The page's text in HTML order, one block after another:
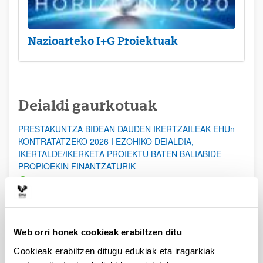
Web orri honek cookieak erabiltzen ditu
Cookieak erabiltzen ditugu edukiak eta iragarkiak
Nazioarteko I+G Proiektuak
Deialdi gaurkotuak
PRESTAKUNTZA BIDEAN DAUDEN IKERTZAILEAK EHUn
KONTRATATZEKO 2026 I EZOHIKO DEIALDIA,
IKERTALDE/IKERKETA PROIEKTU BATEN BALIABIDE
PROPIOEKIN FINANTZATURIK
Aurkezteko epea zabalik: 2026/08/07 - 2026/08/14
erosi eta berritzeko laguntzak 2026
Izapide irekia